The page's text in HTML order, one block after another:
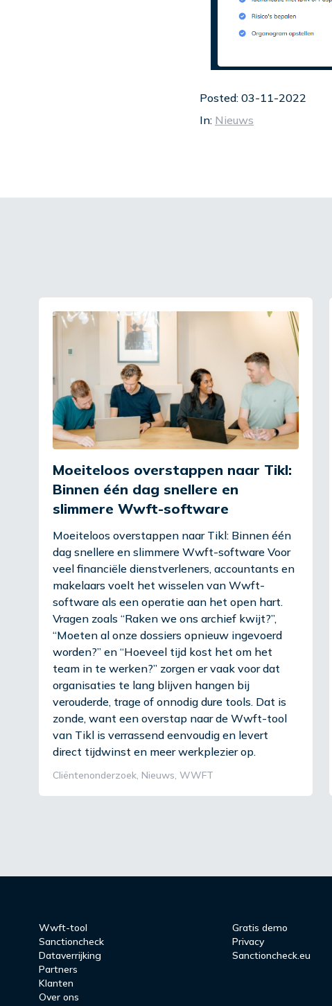
Posted: 03-11-2022
In: Nieuws
Moeiteloos overstappen naar Tikl:
Binnen één dag snellere en
slimmere Wwft-software
Moeiteloos overstappen naar Tikl: Binnen één
dag snellere en slimmere Wwft-software Voor
veel financiële dienstverleners, accountants en
makelaars voelt het wisselen van Wwft-
software als een operatie aan het open hart.
Vragen zoals “Raken we ons archief kwijt?”,
“Moeten al onze dossiers opnieuw ingevoerd
worden?” en “Hoeveel tijd kost het om het
team in te werken?” zorgen er vaak voor dat
organisaties te lang blijven hangen bij
verouderde, trage of onnodig dure tools. Dat is
zonde, want een overstap naar de Wwft-tool
van Tikl is verrassend eenvoudig en levert
direct tijdwinst en meer werkplezier op.
Cliëntenonderzoek, Nieuws, WWFT
Wwft-tool
Sanctioncheck
Dataverrijking
Partners
Klanten
Over ons
Gratis demo
Privacy
Sanctioncheck.eu